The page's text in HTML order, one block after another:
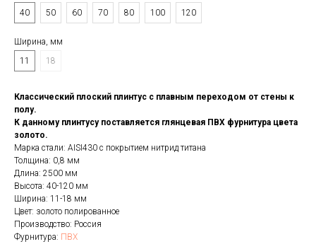
40
50 60 70 80 100 120
Ширина, мм
11
18
Классический плоский плинтус с плавным переходом от стены к
полу.
К данному плинтусу поставляется глянцевая ПВХ фурнитура цвета
золото.
Марка стали: AISI430 с покрытием нитрид титана
Толщина: 0,8 мм
Длина: 2500 мм
Высота: 40-120 мм
Ширина: 11-18 мм
Цвет: золото полированное
Производство: Россия
Фурнитура: ПВХ